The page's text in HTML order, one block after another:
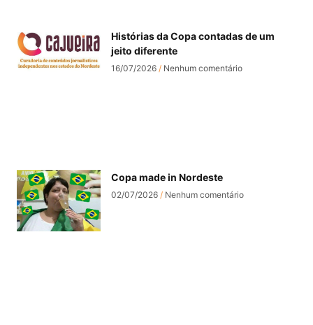
Histórias da Copa contadas de um
jeito diferente
16/07/2026 Nenhum comentário
Copa made in Nordeste
02/07/2026 Nenhum comentário